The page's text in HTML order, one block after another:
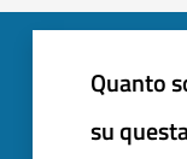
Quanto
su